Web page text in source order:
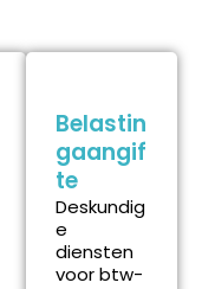
Belastin
gaangif
te
Deskundig
e
diensten
voor btw-